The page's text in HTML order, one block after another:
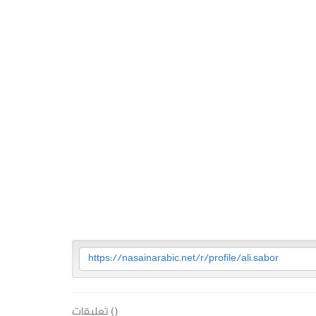
https://nasainarabic.net/r/profile/ali.sabor
() تعليقات